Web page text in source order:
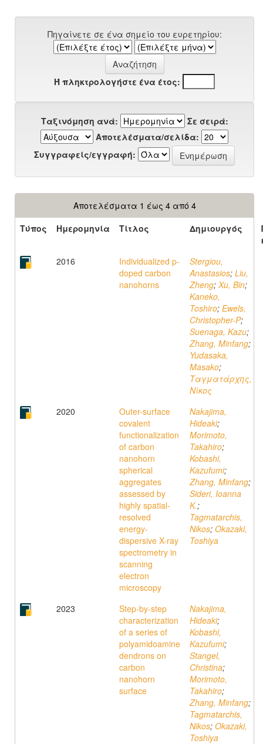
Πηγαίνετε σε ένα σημείο του ευρετηρίου:
Ή πληκτρολογήστε ένα έτος:
Ταξινόμηση ανά:
Σε σειρά:
Αποτελέσματα/σελίδα:
Συγγραφείς/εγγραφή:
Αποτελέσματα 1 έως 4 από 4
Τύπος
Ημερομηνία Τίτλος Δημιουργός
2016
Individualized p‐
doped carbon
nanohorns
Stergiou,
Anastasios; Liu,
Zheng; Xu, Bin;
Kaneko,
Toshiro; Ewels,
Christopher-P;
Suenaga, Kazu;
Zhang, Minfang;
Yudasaka,
Masako;
Ταγματάρχης,
Νίκος
2020
Outer-surface
covalent
functionalization
of carbon
nanohorn
spherical
aggregates
assessed by
highly spatial-
resolved
energy-
dispersive X-ray
spectrometry in
scanning
electron
microscopy
Nakajima,
Hideaki;
Morimoto,
Takahiro;
Kobashi,
Kazufumi;
Zhang, Minfang;
Sideri, Ioanna
K.;
Tagmatarchis,
Nikos; Okazaki,
Toshiya
2023
Step-by-step
characterization
of a series of
polyamidoamine
dendrons on
carbon
nanohorn
surface
Nakajima,
Hideaki;
Kobashi,
Kazufumi;
Stangel,
Christina;
Morimoto,
Takahiro;
Zhang, Minfang;
Tagmatarchis,
Nikos; Okazaki,
Toshiya